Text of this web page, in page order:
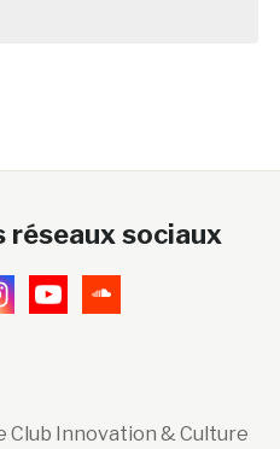
réseaux sociaux
Club Innovation & Culture